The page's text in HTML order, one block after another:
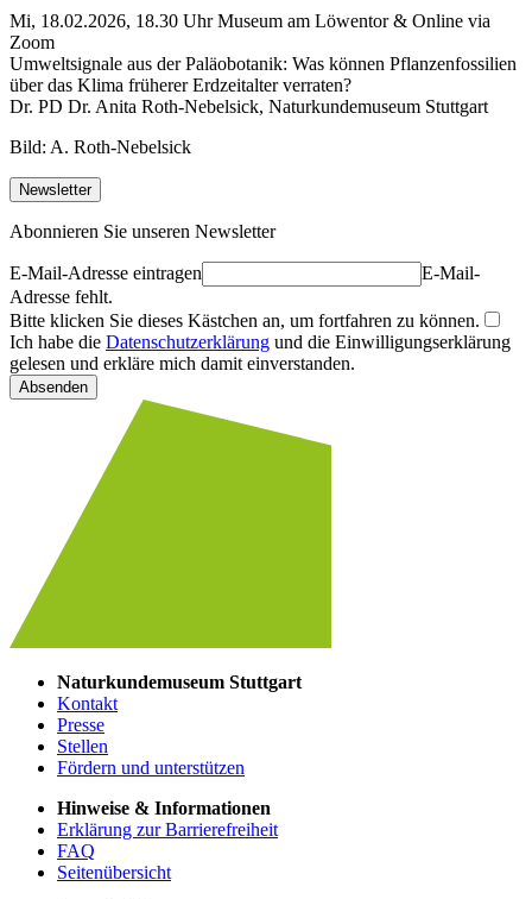
Mi, 18.02.2026, 18.30 Uhr Museum am Löwentor & Online via
Zoom
Umweltsignale aus der Paläobotanik: Was können Pflanzenfossilien
über das Klima früherer Erdzeitalter verraten?
Dr. PD Dr. Anita Roth-Nebelsick, Naturkundemuseum Stuttgart
Bild: A. Roth-Nebelsick
Newsletter
Abonnieren Sie unseren Newsletter
E-Mail-Adresse eintragen
E-Mail-
Adresse fehlt.
Bitte klicken Sie dieses Kästchen an, um fortfahren zu können.
Ich habe die Datenschutzerklärung und die Einwilligungserklärung
gelesen und erkläre mich damit einverstanden.
Absenden
Naturkundemuseum Stuttgart
Kontakt
Presse
Stellen
Fördern und unterstützen
Hinweise & Informationen
Erklärung zur Barrierefreiheit
FAQ
Seitenübersicht